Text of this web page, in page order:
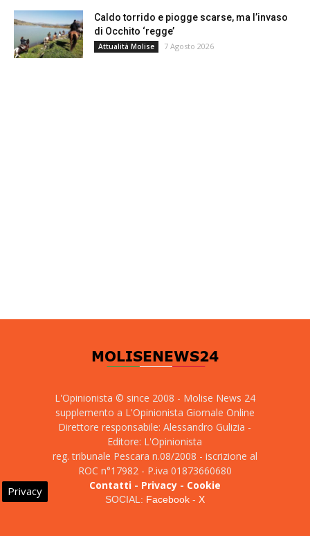
Caldo torrido e piogge scarse, ma l’invaso
di Occhito ‘regge’
Attualità Molise 7 Agosto 2026
L'Opinionista © since 2008 - Molise News 24
supplemento a L'Opinionista Giornale Online
Direttore responsabile: Alessandro Gulizia -
Editore: L'Opinionista
reg. tribunale Pescara n.08/2008 - iscrizione al
ROC n°17982 - P.iva 01873660680
Contatti- Privacy- Cookie
SOCIAL: Facebook- X
Privacy